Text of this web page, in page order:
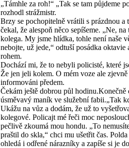
„Támhle za roh!“ „Tak se tam půjdeme
rozhodl strážmistr.
Brzy se pochopitelně vrátili s prázdnou a
čekal, že alespoň něco sepíšeme. „Ne, na
kolega. My jsme hlídka, tohle není naše
nebojte, už jede,“ odtuší posádka oktavie
rohem.
Dochází mi, že to nebyli policisté, které
Že jen jeli kolem. O mém voze ale
informováni předem.
Čekám ještě dobrou půl hodinu.Konečně
úsměvavý maník ve služební fabii.„Tak
Ukážu na vůz a dodám, že už to
kolegové. Policajt mé řeči moc
pečlivě zkoumá mou hondu. „To
praštil do skla,“ chci mu ušetřit čas.
ohledá i odřené nárazníky a zapíše si je